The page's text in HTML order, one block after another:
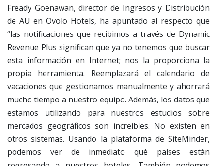
Fready Goenawan, director de Ingresos y Distribución
de AU en Ovolo Hotels, ha apuntado al respecto que
“las notificaciones que recibimos a través de Dynamic
Revenue Plus significan que ya no tenemos que buscar
esta información en Internet; nos la proporciona la
propia herramienta. Reemplazará el calendario de
vacaciones que gestionamos manualmente y ahorrará
mucho tiempo a nuestro equipo. Además, los datos que
estamos utilizando para nuestros estudios sobre
mercados geográficos son increíbles. No existen en
otros sistemas. Usando la plataforma de SiteMinder,
podemos ver de inmediato qué países están